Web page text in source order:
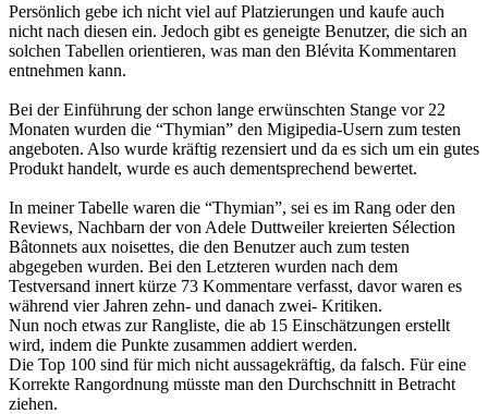
Persönlich gebe ich nicht viel auf Platzierungen und kaufe auch
nicht nach diesen ein. Jedoch gibt es geneigte Benutzer, die sich an
solchen Tabellen orientieren, was man den Blévita Kommentaren
entnehmen kann.
Bei der Einführung der schon lange erwünschten Stange vor 22
Monaten wurden die “Thymian” den Migipedia-Usern zum testen
angeboten. Also wurde kräftig rezensiert und da es sich um ein gutes
Produkt handelt, wurde es auch dementsprechend bewertet.
In meiner Tabelle waren die “Thymian”, sei es im Rang oder den
Reviews, Nachbarn der von Adele Duttweiler kreierten Sélection
Bâtonnets aux noisettes, die den Benutzer auch zum testen
abgegeben wurden. Bei den Letzteren wurden nach dem
Testversand innert kürze 73 Kommentare verfasst, davor waren es
während vier Jahren zehn- und danach zwei- Kritiken.
Nun noch etwas zur Rangliste, die ab 15 Einschätzungen erstellt
wird, indem die Punkte zusammen addiert werden.
Die Top 100 sind für mich nicht aussagekräftig, da falsch. Für eine
Korrekte Rangordnung müsste man den Durchschnitt in Betracht
ziehen.